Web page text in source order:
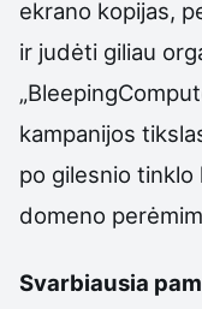
ekrano kopijas,
ir judėti giliau
kampanijos
po gilesnio
domeno
Svarbiausia